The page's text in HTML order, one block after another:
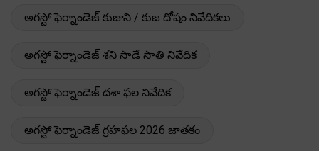
అగస్టో ఫెర్నాండెజ్ కుజుని / కుజ దోషం నివేదికలు
అగస్టో ఫెర్నాండెజ్ శని సాడే సాతి నివేదిక
అగస్టో ఫెర్నాండెజ్ దశా ఫల నివేదిక
అగస్టో ఫెర్నాండెజ్ గ్రహఫల 2026 జాతకం